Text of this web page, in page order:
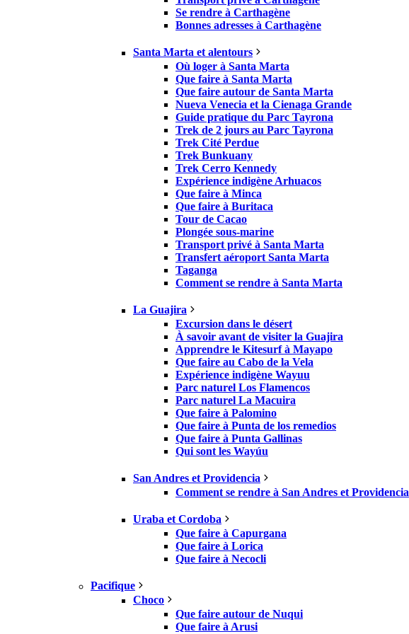
Se rendre à Carthagène
Bonnes adresses à Carthagène
Santa Marta et alentours
Où loger à Santa Marta
Que faire à Santa Marta
Que faire autour de Santa Marta
Nueva Venecia et la Cienaga Grande
Guide pratique du Parc Tayrona
Trek de 2 jours au Parc Tayrona
Trek Cité Perdue
Trek Bunkuany
Trek Cerro Kennedy
Expérience indigène Arhuacos
Que faire à Minca
Que faire à Buritaca
Tour de Cacao
Plongée sous-marine
Transport privé à Santa Marta
Transfert aéroport Santa Marta
Taganga
Comment se rendre à Santa Marta
La Guajira
Excursion dans le désert
À savoir avant de visiter la Guajira
Apprendre le Kitesurf à Mayapo
Que faire au Cabo de la Vela
Expérience indigène Wayuu
Parc naturel Los Flamencos
Parc naturel La Macuira
Que faire à Palomino
Que faire à Punta de los remedios
Que faire à Punta Gallinas
Qui sont les Wayúu
San Andres et Providencia
Comment se rendre à San Andres et Providencia
Uraba et Cordoba
Que faire à Capurgana
Que faire à Lorica
Que faire à Necocli
Pacifique
Choco
Que faire autour de Nuqui
Que faire à Arusi